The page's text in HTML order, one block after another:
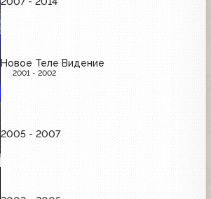
Новое Теле Видение
2001 - 2002
2005 - 2007